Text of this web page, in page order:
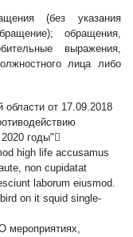
(без указания
обращения,
выражения,
лица либо
области от 17.09.2018
годы"
high life accusamus
non cupidatat
laborum eiusmod.
on it squid single-
мероприятиях,